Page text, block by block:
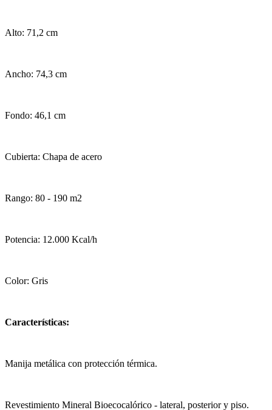
Alto: 71,2 cm
Ancho: 74,3 cm
Fondo: 46,1 cm
Cubierta: Chapa de acero
Rango: 80 - 190 m2
Potencia: 12.000 Kcal/h
Color: Gris
Características:
Manija metálica con protección térmica.
Revestimiento Mineral Bioecocalórico - lateral, posterior y piso.